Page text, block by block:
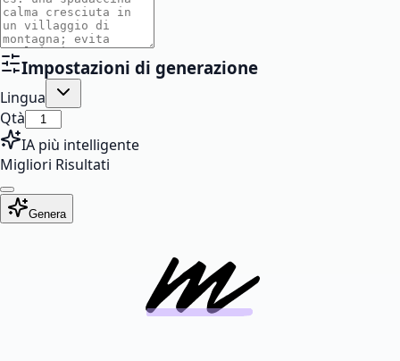
Impostazioni di generazione
Lingua
Qtà
IA più intelligente
Migliori Risultati
Genera